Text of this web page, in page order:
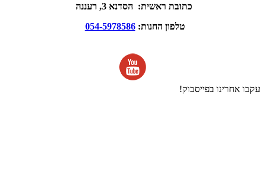
כתובת ראשית: הסדנא 3, רעננה
טלפון החנות:054-5978586
עקבו אחרינו בפייסבוק!